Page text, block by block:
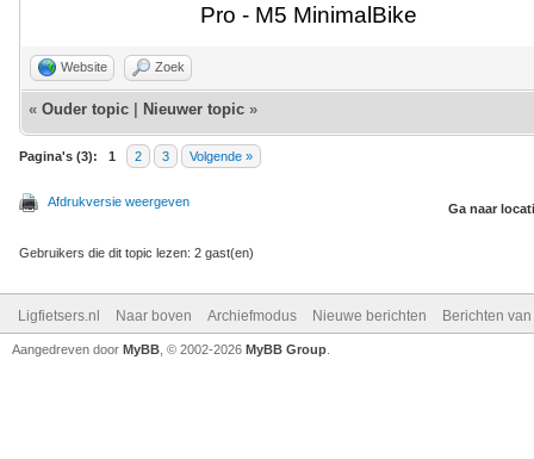
Pro - M5 MinimalBike
Website Zoek
« Ouder topic Nieuwer topic »
Pagina's (3): 1 2 3 Volgende »
Afdrukversie weergeven Ga naar
Gebruikers die dit topic lezen: 2 gast(en)
Ligfietsers.nl Naar boven Archiefmodus Nieuwe berichten Berichten
Aangedreven door MyBB , © 2002-2026 MyBB Group